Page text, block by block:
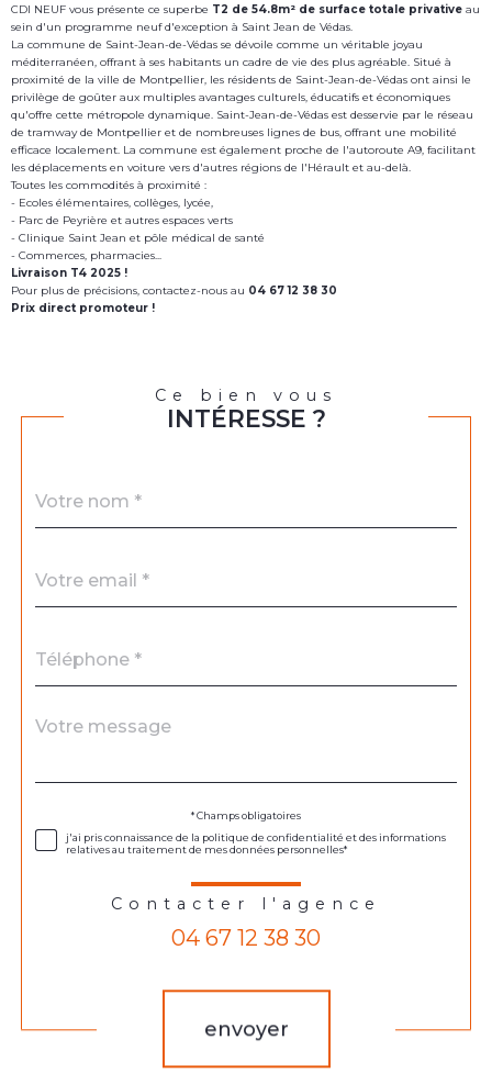
CDI NEUF vous présente ce superbe T2 d e 54.8m² de surface totale privative au
sein d'un programme neuf d'exception à Saint Jean de Védas.
La commune de Saint-Jean-de-Védas se dévoile comme un véritable joyau
méditerranéen, offrant à ses habitants un cadre de vie des plus agréable. Situé à
proximité de la ville de Montpellier, les résidents de Saint-Jean-de-Védas ont ainsi le
privilège de goûter aux multiples avantages culturels, éducatifs et économiques
qu'offre cette métropole dynamique. Saint-Jean-de-Védas est desservie par le réseau
de tramway de Montpellier et de nombreuses lignes de bus, offrant une mobilité
efficace localement. La commune est également proche de l'autoroute A9, facilitant
les déplacements en voiture vers d'autres régions de l'Hérault et au-delà.
Toutes les commodités à proximité :
- Ecoles élémentaires, collèges, lycée,
- Parc de Peyrière et autres espaces verts
- Clinique Saint Jean et pôle médical de santé
- Commerces, pharmacies...
Livraison T4 2025 !
Pour plus de précisions, contactez-nous au 04 67 12 38 30
Prix direct promoteur !
Ce bien vous
INTÉRESSE ?
par
défaut
*
*
*
Fieldset
Message
*
* Champs obligatoires
j'ai pris connaissance de la politique de confidentialité et des informations
relatives au traitement de mes données personnelles*
Contacter l'agence
04 67 12 38 30
envoyer